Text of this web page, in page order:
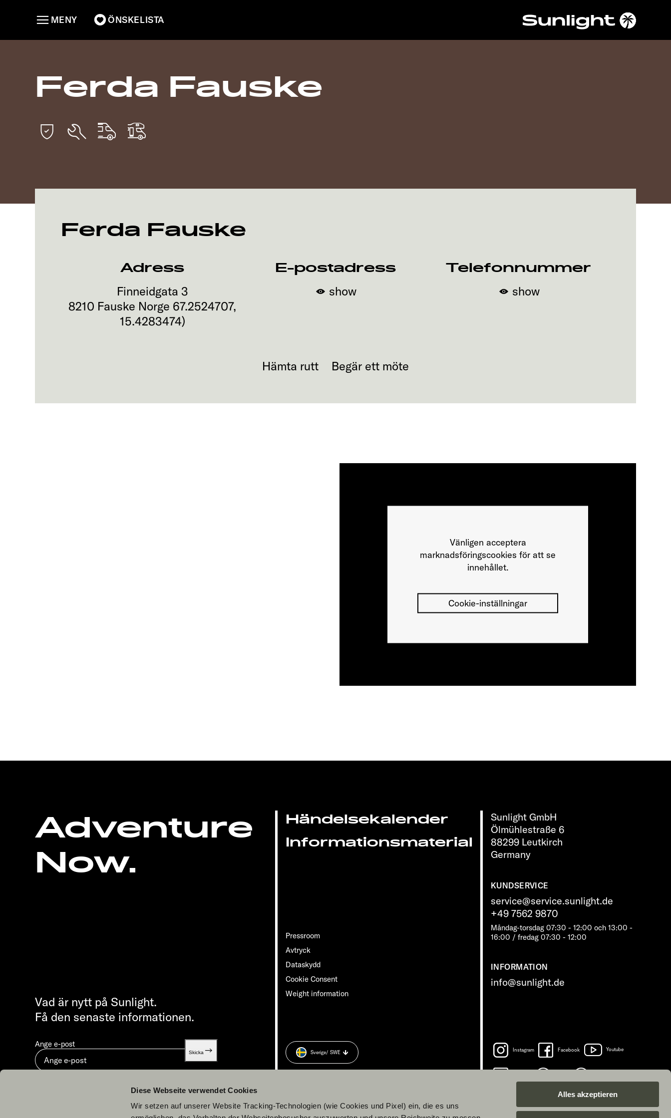
Diese Webseite verwendet Cookies
Wir setzen auf unserer Website Tracking-Technologien (wie Cookies und Pixel) ein, die es uns
Alles akzeptieren
ÖNSKELISTA
MENY
Ferda Fauske
Ferda Fauske
Adress
Finneidgata 3
8210 Fauske Norge 67.2524707,
15.4283474)
E-postadress
show
Telefonnummer
show
Hämta rutt Begär ett möte
Vänligen acceptera
marknadsföringscookies för att se
innehållet.
Cookie-inställningar
Adventure
Now.
Sunlight GmbH
Ölmühlestraße 6
88299 Leutkirch
Germany
KUNDSERVICE
service@service.sunlight.de
+49 7562 9870
Måndag-torsdag 07:30 - 12:00 och 13:00 -
16:00 / fredag ​​07:30 - 12:00
INFORMATION
info@sunlight.de
Händelsekalender
Informationsmaterial
Pressroom
Avtryck
Dataskydd
Cookie Consent
Weight information
Vad är nytt på Sunlight.
Få den senaste informationen.
Ange e-post
Skicka Instagram Facebook Youtube
Sverige/ SWE